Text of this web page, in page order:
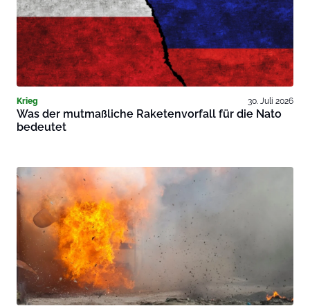
Krieg 30. Juli 2026
Was der mutmaßliche Raketenvorfall für die Nato
bedeutet